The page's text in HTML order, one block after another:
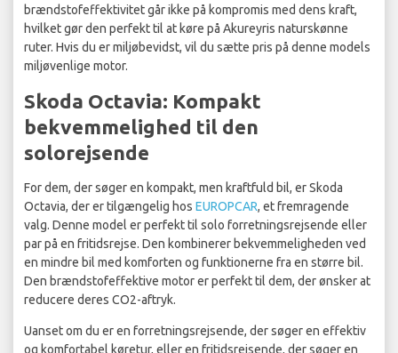
brændstofeffektivitet går ikke på kompromis med dens kraft,
hvilket gør den perfekt til at køre på Akureyris naturskønne
ruter. Hvis du er miljøbevidst, vil du sætte pris på denne models
miljøvenlige motor.
Skoda Octavia: Kompakt
bekvemmelighed til den
solorejsende
For dem, der søger en kompakt, men kraftfuld bil, er Skoda
Octavia, der er tilgængelig hos EUROPCAR, et fremragende
valg. Denne model er perfekt til solo forretningsrejsende eller
par på en fritidsrejse. Den kombinerer bekvemmeligheden ved
en mindre bil med komforten og funktionerne fra en større bil.
Den brændstofeffektive motor er perfekt til dem, der ønsker at
reducere deres CO2-aftryk.
Uanset om du er en forretningsrejsende, der søger en effektiv
og komfortabel køretur, eller en fritidsrejsende, der søger en